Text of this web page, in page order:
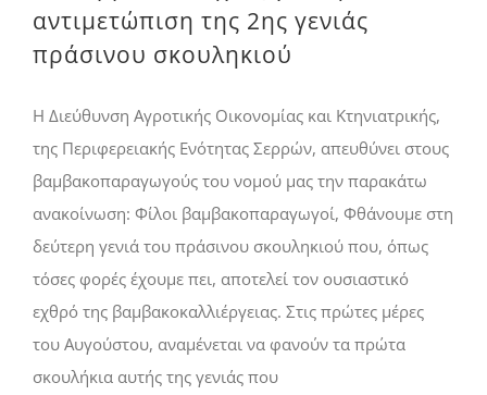
αντιμετώπιση της 2ης γενιάς
πράσινου σκουληκιού
Η Διεύθυνση Αγροτικής Οικονομίας και Κτηνιατρικής,
της Περιφερειακής Ενότητας Σερρών, απευθύνει στους
βαμβακοπαραγωγούς του νομού μας την παρακάτω
ανακοίνωση: Φίλοι βαμβακοπαραγωγοί, Φθάνουμε στη
δεύτερη γενιά του πράσινου σκουληκιού που, όπως
τόσες φορές έχουμε πει, αποτελεί τον ουσιαστικό
εχθρό της βαμβακοκαλλιέργειας. Στις πρώτες μέρες
του Αυγούστου, αναμένεται να φανούν τα πρώτα
σκουλήκια αυτής της γενιάς που